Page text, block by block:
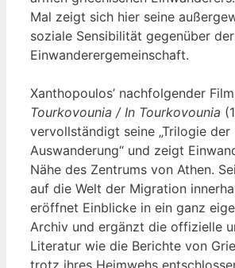
Mal zeigt sich hier seine
soziale Sensibilität gegenüber
Einwanderergemeinschaft.
Xanthopoulos’ nachfolgender Film
Tourkovounia / In Tourkovounia
vervollständigt seine „Trilogie der
Auswanderung“ und zeigt
Nähe des Zentrums von Athen.
auf die Welt der Migration
eröffnet Einblicke in ein ganz
Archiv und ergänzt die offizielle
Literatur wie die Berichte von
trotz ihres Heimwehs